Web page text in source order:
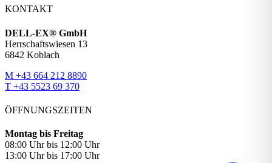
KONTAKT
DELL-EX® GmbH
Herrschaftswiesen 13
6842 Koblach
M +43 664 212 8890
T +43 5523 69 370
ÖFFNUNGSZEITEN
Montag bis Freitag
08:00 Uhr bis 12:00 Uhr
13:00 Uhr bis 17:00 Uhr